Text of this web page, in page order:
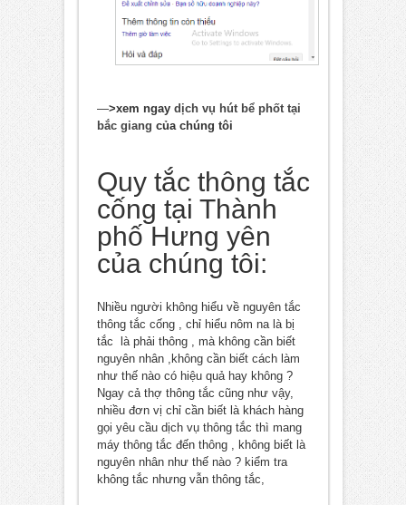
—>xem ngay dịch vụ hút bể phốt tại
bắc giang của chúng tôi
Quy tắc thông tắc
cống tại Thành
phố Hưng yên
của chúng tôi:
Nhiều người không hiểu về nguyên tắc
thông tắc cống , chỉ hiểu nôm na là bị
tắc là phải thông , mà không cần biết
nguyên nhân ,không cần biết cách làm
như thế nào có hiệu quả hay không ?
Ngay cả thợ thông tắc cũng như vậy,
nhiều đơn vị chỉ cần biết là khách hàng
gọi yêu cầu dịch vụ thông tắc thì mang
máy thông tắc đến thông , không biết là
nguyên nhân như thế nào ? kiểm tra
không tắc nhưng vẫn thông tắc,